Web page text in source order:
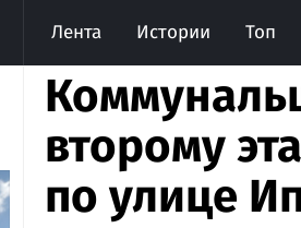
Лента Истории Топ
второму
по улице